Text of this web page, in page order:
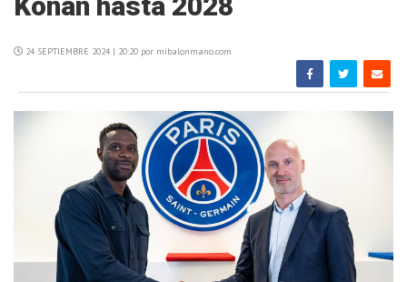
24 SEPTIEMBRE 2024 | 20:20 por mibalonmano.com